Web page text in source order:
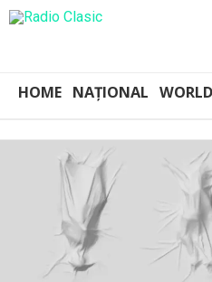
HOME NAȚIONAL WORLD